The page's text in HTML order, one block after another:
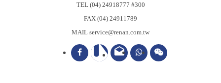
TEL (04) 24918777 #300
FAX (04) 24911789
MAIL service@renan.com.tw
drafts